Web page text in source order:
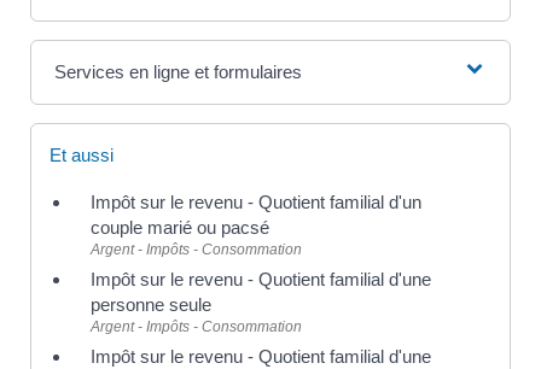
Services en ligne et formulaires
Et aussi
Impôt sur le revenu - Quotient familial d'un
couple marié ou pacsé
Argent - Impôts - Consommation
Impôt sur le revenu - Quotient familial d'une
personne seule
Argent - Impôts - Consommation
Impôt sur le revenu - Quotient familial d'une